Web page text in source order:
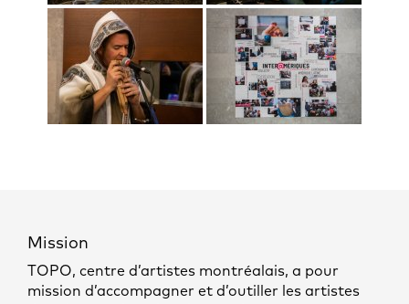
Mission
TOPO, centre d’artistes montréalais, a pour
mission d’accompagner et d’outiller les artistes